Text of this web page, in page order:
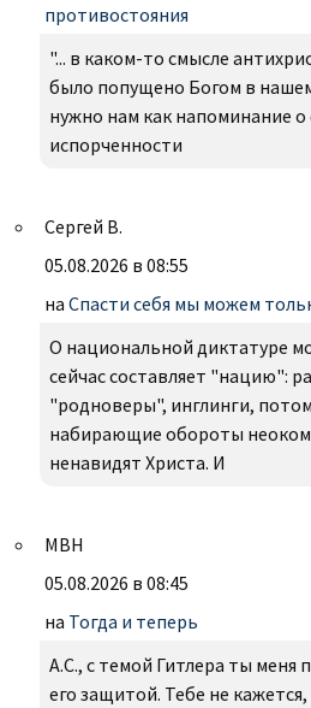
противостояния
"... в каком-то смысле
было попущено Богом в
нужно нам как напоминание о
испорченности
Сергей В.
05.08.2026 в 08:55
на Спасти себя мы можем
О национальной диктатуре
сейчас составляет "нацию":
"родноверы", инглинги,
набирающие обороты
ненавидят Христа. И
МВН
05.08.2026 в 08:45
на Тогда и теперь
А.С., с темой Гитлера ты меня
его защитой. Тебе не